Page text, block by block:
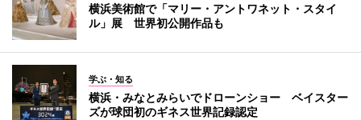
横浜美術館で「マリー・アントワネット・スタイ
ル」展 世界初公開作品も
学ぶ・知る
横浜・みなとみらいでドローンショー ベイスター
ズが球団初のギネス世界記録認定